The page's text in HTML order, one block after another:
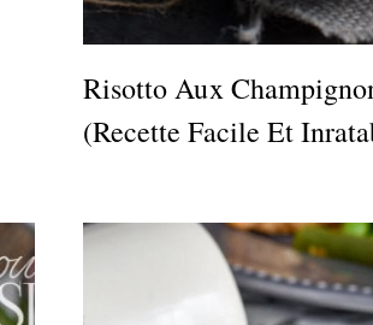
Risotto Aux
(recette Facile Et